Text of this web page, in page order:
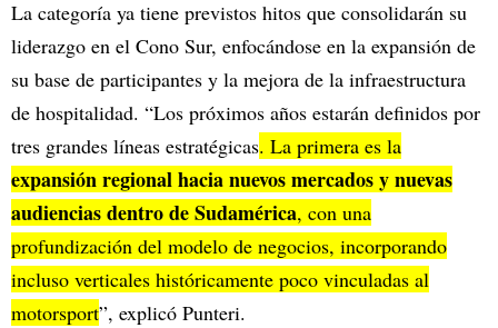
La categoría ya tiene previstos hitos que consolidarán su
liderazgo en el Cono Sur, enfocándose en la expansión de
su base de participantes y la mejora de la infraestructura
de hospitalidad. “Los próximos años estarán definidos por
tres grandes líneas estratégicas. La primera es la
expansión regional hacia nuevos mercados y nuevas
audiencias dentro de Sudamérica, con una
profundización del modelo de negocios, incorporando
incluso verticales históricamente poco vinculadas al
motorsport”, explicó Punteri.